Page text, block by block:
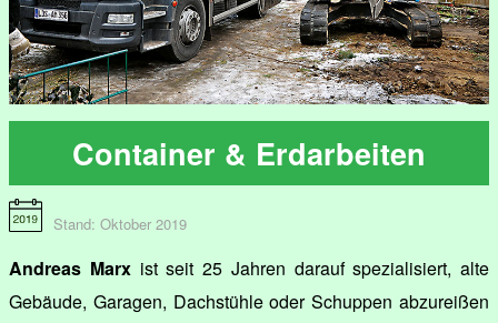
Container & Erdarbeiten
Stand: Oktober 2019
Andreas Marxist seit 25 Jahren darauf spezialisiert, alte
Gebäude, Garagen, Dachstühle oder Schuppen abzureißen